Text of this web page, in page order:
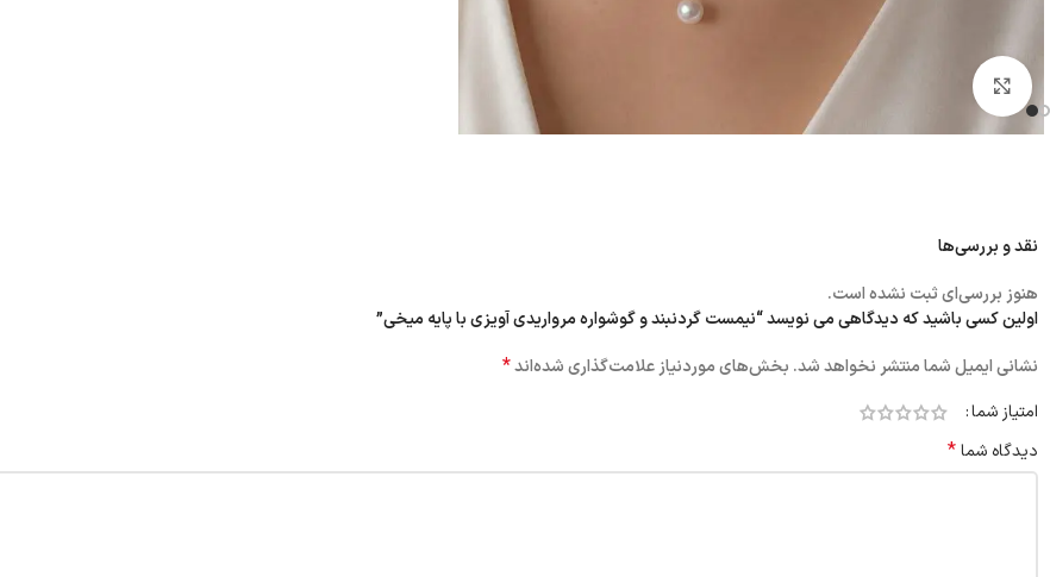
نقد و بررسی‌ها
هنوز بررسی‌ای ثبت نشده است.
اولین کسی باشید که دیدگاهی می نویسد “نیمست گردنبند و گوشواره مرواریدی آویزی با پایه میخی”
نشانی ایمیل شما منتشر نخواهد شد. بخش‌های موردنیاز علامت‌گذاری شده‌اند*
امتیاز شما
دیدگاه شما*